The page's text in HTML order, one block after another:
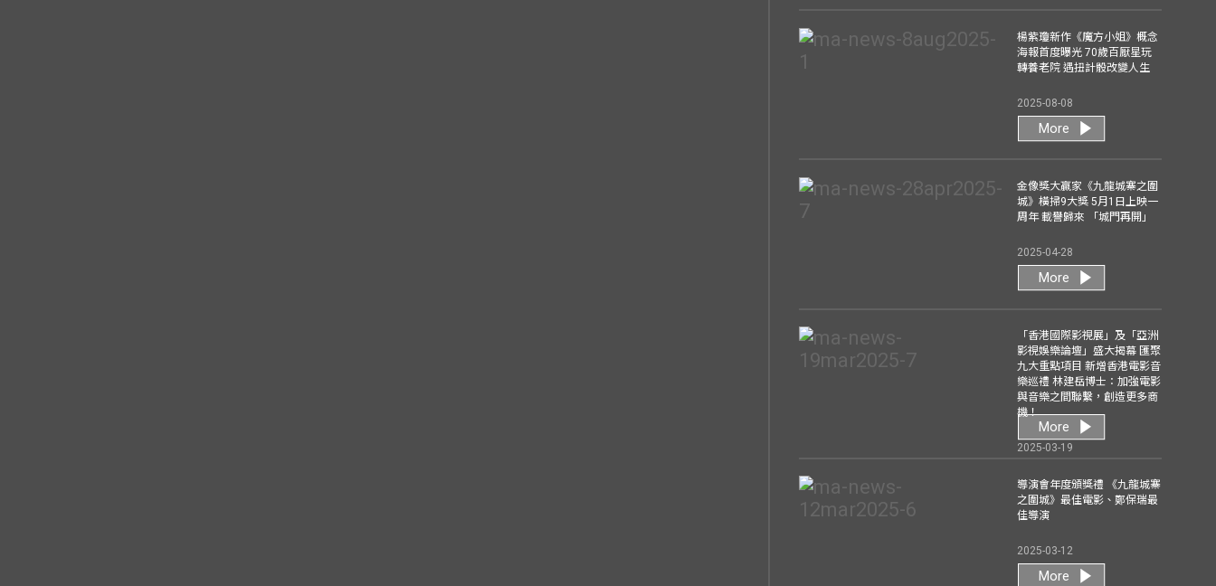
楊紫瓊新作《魔方小姐》概念
海報首度曝光 70歲百厭星玩
轉養老院 遇扭計骰改變人生
2025-08-08
More
金像獎大贏家《九龍城寨之圍
城》橫掃9大獎 5月1日上映一
周年 載譽歸來 「城門再開」
2025-04-28
More
「香港國際影視展」及「亞洲
影視娛樂論壇」盛大揭幕 匯聚
九大重點項目 新增香港電影音
樂巡禮 林建岳博士：加強電影
與音樂之間聯繫，創造更多商
機！
2025-03-19
More
導演會年度頒獎禮 《九龍城寨
之圍城》最佳電影、鄭保瑞最
佳導演
2025-03-12
More